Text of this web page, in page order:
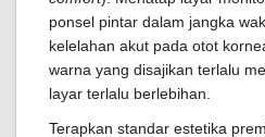
ponsel pintar dalam jangka
kelelahan akut pada otot
warna yang disajikan terlalu
layar terlalu berlebihan.
Terapkan standar estetika